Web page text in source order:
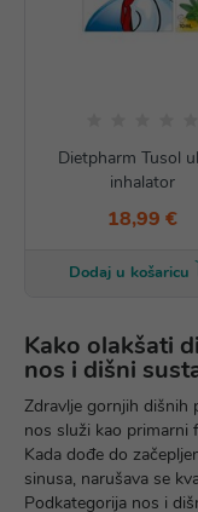
Dietpharm Tusol
inhalator
18,99 €
Dodaj u košaricu
Kako olakšati
nos i dišni
Zdravlje gornjih dišnih
nos služi kao primarni
Kada dođe do
sinusa, narušava se
Podkategorija nos i